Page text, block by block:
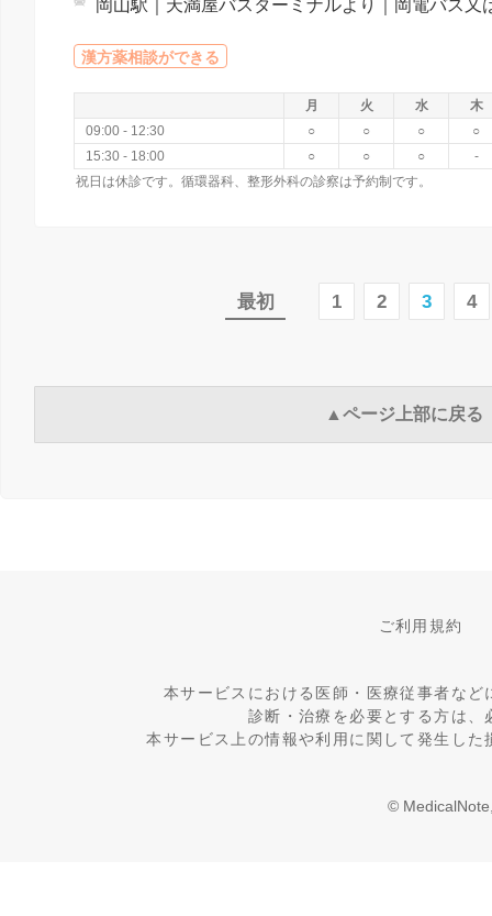
漢方薬相談ができる
月 火 水
木
09:00 - 12:30
○ ○ ○
○
15:30 - 18:00
○ ○ ○
-
祝日は休診です。循環器科、整形外科の診察は予約制です。
最初 1 2 3 4
▲ページ上部に戻る
ご利用規約
本サービスにおける医師・医療従事者な
診断・治療を必要とする方は
本サービス上の情報や利用に関して発生し
©